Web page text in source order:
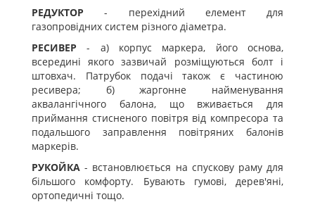
РЕДУКТОР - перехідний елемент для
газопровідних систем різного діаметра.
РЕСИВЕР - а) корпус маркера, його основа,
всередині якого зазвичай розміщуються болт і
штовхач. Патрубок подачі також є частиною
ресивера; б) жаргонне найменування
аквалангічного балона, що вживається для
приймання стисненого повітря від компресора та
подальшого заправлення повітряних балонів
маркерів.
РУКОЙКА - встановлюється на спускову раму для
більшого комфорту. Бувають гумові, дерев'яні,
ортопедичні тощо.